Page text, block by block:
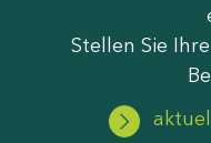
Stellen Sie